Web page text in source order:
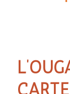
CARTE